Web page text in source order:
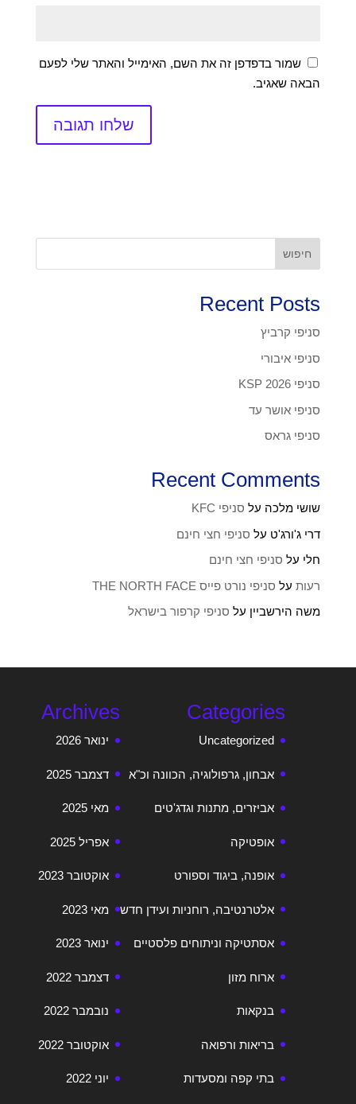
שמור בדפדפן זה את השם, האימייל והאתר שלי לפעם
הבאה שאגיב.
חיפוש
Recent Posts
סניפי קרביץ
סניפי איבורי
סניפי KSP 2026
סניפי אושר עד
סניפי גראס
Recent Comments
שושי מלכה על סניפי KFC
דרי ג'ורג'ט על סניפי חצי חינם
חלי על סניפי חצי חינם
רעותעל סניפי נורט פייס THE NORTH FACE
משה הירשביין על סניפי קרפור בישראל
Archives
ינואר 2026
דצמבר 2025
מאי 2025
אפריל 2025
אוקטובר 2023
מאי 2023
ינואר 2023
דצמבר 2022
נובמבר 2022
אוקטובר 2022
יוני 2022
Categories
Uncategorized
אבחון, גרפולוגיה, הכוונה וכ"א
אביזרים, מתנות וגדג'טים
אופטיקה
אופנה, ביגוד וספורט
אלטרנטיבה, רוחניות ועידן חדש
אסתטיקה וניתוחים פלסטיים
ארוח מזון
בנקאות
בריאות ורפואה
בתי קפה ומסעדות